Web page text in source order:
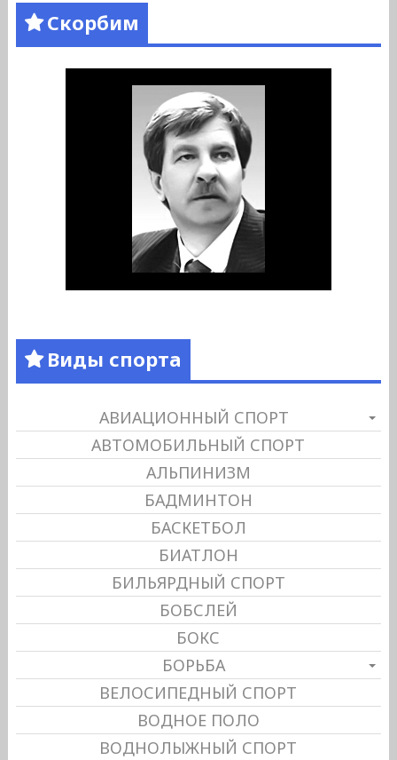
Скорбим
Виды спорта
АВИАЦИОННЫЙ СПОРТ
АВТОМОБИЛЬНЫЙ СПОРТ
АЛЬПИНИЗМ
БАДМИНТОН
БАСКЕТБОЛ
БИАТЛОН
БИЛЬЯРДНЫЙ СПОРТ
БОБСЛЕЙ
БОКС
БОРЬБА
ВЕЛОСИПЕДНЫЙ СПОРТ
ВОДНОЕ ПОЛО
ВОДНОЛЫЖНЫЙ СПОРТ